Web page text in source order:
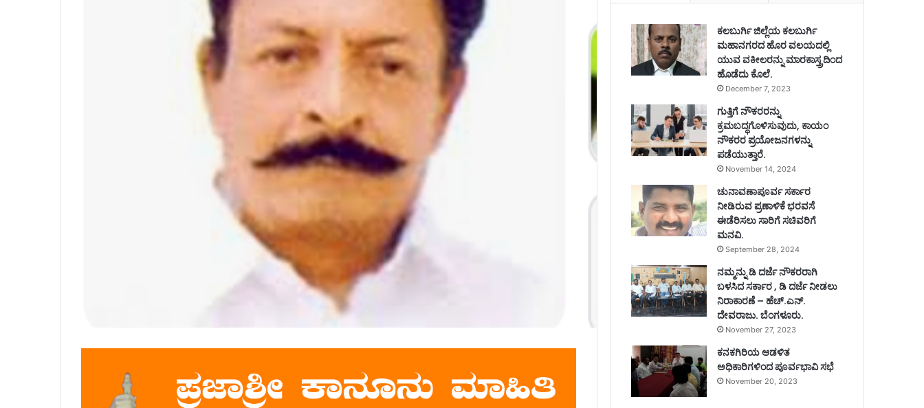
ಕಲಬುರ್ಗಿ ಜಿಲ್ಲೆಯ ಕಲಬುರ್ಗಿ
ಮಹಾನಗರದ ಹೊರ ವಲಯದಲ್ಲಿ
ಯುವ ವಕೀಲರನ್ನು ಮಾರಕಾಸ್ತ್ರದಿಂದ
ಹೊಡೆದು ಕೊಲೆ.
December 7, 2023
ಗುತ್ತಿಗೆ ನೌಕರರನ್ನು
ಕ್ರಮಬದ್ಧಗೊಳಿಸುವುದು, ಕಾಯಂ
ನೌಕರರ ಪ್ರಯೋಜನಗಳನ್ನು
ಪಡೆಯುತ್ತಾರೆ.
November 14, 2024
ಚುನಾವಣಾಪೂರ್ವ ಸರ್ಕಾರ
ನೀಡಿರುವ ಪ್ರಣಾಳಿಕೆ ಭರವಸೆ
ಈಡೆರಿಸಲು ಸಾರಿಗೆ ಸಚಿವರಿಗೆ
ಮನವಿ.
September 28, 2024
ನಮ್ಮನ್ನು ಡಿ ದರ್ಜೆ ನೌಕರರಾಗಿ
ಬಳಸಿದ ಸರ್ಕಾರ , ಡಿ ದರ್ಜೆ ನೀಡಲು
ನಿರಾಕಾರಣೆ – ಹೆಚ್.ಎನ್.
ದೇವರಾಜು. ಬೆಂಗಳೂರು.
November 27, 2023
ಕನಕಗಿರಿಯ ಆಡಳಿತ
ಅಧಿಕಾರಿಗಳಿಂದ ಪೂರ್ವಭಾವಿ ಸಭೆ
November 20, 2023